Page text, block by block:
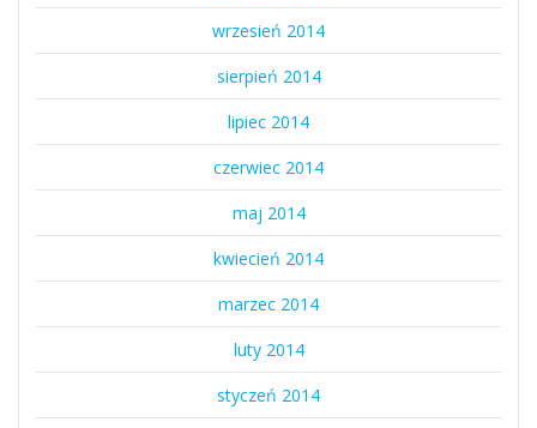
wrzesień 2014
sierpień 2014
lipiec 2014
czerwiec 2014
maj 2014
kwiecień 2014
marzec 2014
luty 2014
styczeń 2014